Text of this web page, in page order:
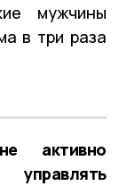
мужчины
в три раза
активно